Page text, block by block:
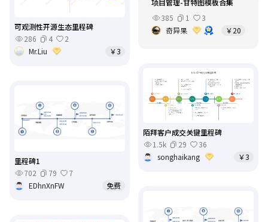
可观测性开源生态里程碑
286
4
2
Mr.Liu
￥3
385
1
3
奇异果
￥20
陌拜客户成交关键里程碑
1.5k
29
36
songhaikang
￥3
里程碑1
702
79
7
EDhnXnFW
免费